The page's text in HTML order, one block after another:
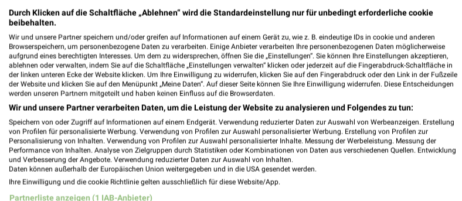
Aktuelle Angebote in dieser Filiale
Anzahl Prospekte: 1
Letztes Prospektupdate: vor 6 Tagen
REWE Prospekt für Leipzig ab Mo. den 03.08.
Gültig von 03. Aug. bis 08. Aug.
📅 Kalendereintrag erstellen
PROSPEKT BLÄTTERN
Durch Klicken auf die Schaltfläche „Ablehnen“ wird die Standardeinstellung nur für unbedingt erforderliche cookie
beibehalten.
Wir und unsere Partner speichern und/oder greifen auf Informationen auf einem Gerät zu, wie z. B. eindeutige IDs in cookie und anderen
Browserspeichern, um personenbezogene Daten zu verarbeiten. Einige Anbieter verarbeiten Ihre personenbezogenen Daten möglicherweise
aufgrund eines berechtigten Interesses. Um dem zu widersprechen, öffnen Sie die „Einstellungen“. Sie können Ihre Einstellungen akzeptieren,
ablehnen oder verwalten, indem Sie auf die Schaltfläche „Einstellungen verwalten“ klicken oder jederzeit auf die Fingerabdruck-Schaltfläche in
der linken unteren Ecke der Website klicken. Um Ihre Einwilligung zu widerrufen, klicken Sie auf den Fingerabdruck oder den Link in der Fußzeile
der Website und klicken Sie auf den Menüpunkt „Meine Daten“. Auf dieser Seite können Sie Ihre Einwilligung widerrufen. Diese Entscheidungen
werden unseren Partnern mitgeteilt und haben keinen Einfluss auf die Browserdaten.
Wir und unsere Partner verarbeiten Daten, um die Leistung der Website zu analysieren und Folgendes zu tun:
Speichern von oder Zugriff auf Informationen auf einem Endgerät. Verwendung reduzierter Daten zur Auswahl von Werbeanzeigen. Erstellung
von Profilen für personalisierte Werbung. Verwendung von Profilen zur Auswahl personalisierter Werbung. Erstellung von Profilen zur
Personalisierung von Inhalten. Verwendung von Profilen zur Auswahl personalisierter Inhalte. Messung der Werbeleistung. Messung der
Performance von Inhalten. Analyse von Zielgruppen durch Statistiken oder Kombinationen von Daten aus verschiedenen Quellen. Entwicklung
und Verbesserung der Angebote. Verwendung reduzierter Daten zur Auswahl von Inhalten.
Daten können außerhalb der Europäischen Union weitergegeben und in die USA gesendet werden.
Ihre Einwilligung und die cookie Richtlinie gelten ausschließlich für diese Website/App.
Partnerliste anzeigen (1 IAB-Anbieter)